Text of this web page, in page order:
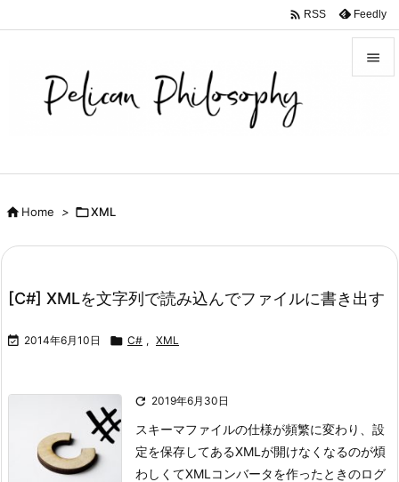

次へ
検索
 RSS Feedly
Home > XML
[C#] XMLを文字列で読み込んでファイルに書き出す
 2014年6月10日  C# , XML
 2019年6月30日
スキーマファイルの仕様が頻繁に変わり、設
定を保存してあるXMLが開けなくなるのが煩
わしくてXMLコンバータを作ったときのログ